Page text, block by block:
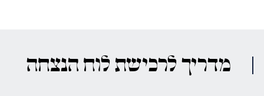
מדריך לרכישת לוח הנצחה